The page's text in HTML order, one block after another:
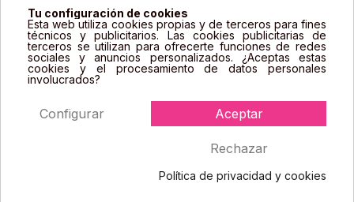
incluyen el IVA. | Todas las marcas, logotipos y fotos de
productos son propiedad legal de sus propietarios y
sólo se muestran a título informativo.
Tu configuración de cookies
Esta web utiliza cookies propias y de terceros para fines
técnicos y publicitarios. Las cookies publicitarias de
terceros se utilizan para ofrecerte funciones de redes
sociales y anuncios personalizados. ¿Aceptas estas
cookies y el procesamiento de datos personales
involucrados?
Aceptar
Rechazar
Configurar
Política de privacidad y cookies